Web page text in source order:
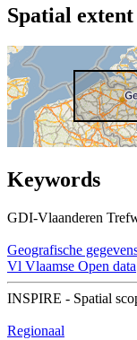
Spatial extent
Keywords
GDI-Vlaanderen
Geografische
Vl Vlaamse Open data
INSPIRE - Spatial
Regionaal